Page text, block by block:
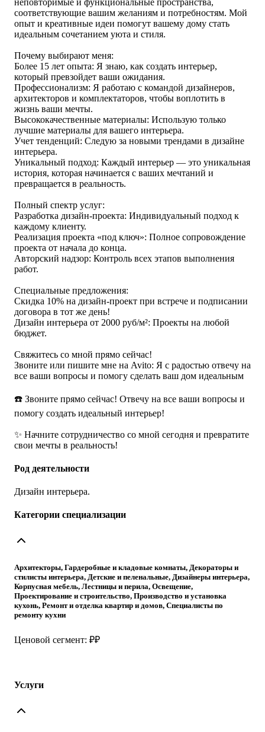
соответствующие вашим желаниям и потребностям. Мой
опыт и креативные идеи помогут вашему дому стать
идеальным сочетанием уюта и стиля.
Почему выбирают меня:
Более 15 лет опыта: Я знаю, как создать интерьер,
который превзойдет ваши ожидания.
Профессионализм: Я работаю с командой дизайнеров,
архитекторов и комплектаторов, чтобы воплотить в
жизнь ваши мечты.
Высококачественные материалы: Использую только
лучшие материалы для вашего интерьера.
Учет тенденций: Следую за новыми трендами в дизайне
интерьера.
Уникальный подход: Каждый интерьер — это уникальная
история, которая начинается с ваших мечтаний и
превращается в реальность.
Полный спектр услуг:
Разработка дизайн-проекта: Индивидуальный подход к
каждому клиенту.
Реализация проекта «под ключ»: Полное сопровождение
проекта от начала до конца.
Авторский надзор: Контроль всех этапов выполнения
работ.
Специальные предложения:
Скидка 10% на дизайн-проект при встрече и подписании
договора в тот же день!
Дизайн интерьера от 2000 руб/м²: Проекты на любой
бюджет.
Свяжитесь со мной прямо сейчас!
Звоните или пишите мне на Avito: Я с радостью отвечу на
все ваши вопросы и помогу сделать ваш дом идеальным
☎️ Звоните прямо сейчас! Отвечу на все ваши вопросы и
помогу создать идеальный интерьер!
✨ Начните сотрудничество со мной сегодня и превратите
свои мечты в реальность!
Род деятельности
Дизайн интерьера.
Категории специализации
Архитекторы, Гардеробные и кладовые комнаты, Декораторы и
стилисты интерьера, Детские и пеленальные, Дизайнеры интерьера,
Корпусная мебель, Лестницы и перила, Освещение,
Проектирование и строительство, Производство и установка
кухонь, Ремонт и отделка квартир и домов, Специалисты по
ремонту кухни
Ценовой сегмент: ₽₽
Услуги